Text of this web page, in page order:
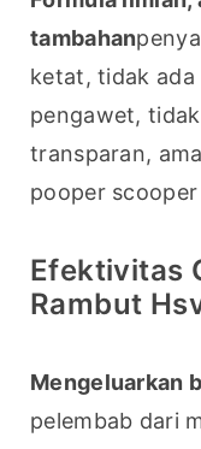
tambahan
ketat, tidak ada
pengawet,
transparan,
pooper
Efektivitas
Rambut
Mengeluarkan
pelembab dari